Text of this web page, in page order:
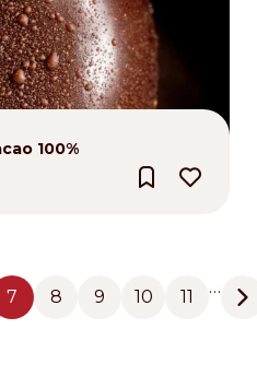
100%
Pagina
7 Pagina
8 Pagina
9 Pagina
10 Pagina
11
…